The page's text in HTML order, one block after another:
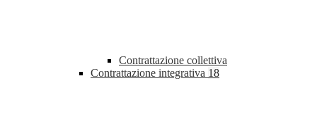
Contrattazione collettiva
Contrattazione integrativa 18